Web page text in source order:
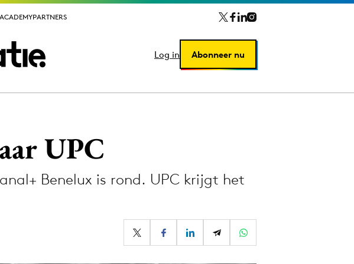
ACADEMYPARTNERS
Log in Abonneer nu
ACADEMYPARTNERS
Log in Abonneer nu
UPC
Benelux is rond. UPC krijgt het